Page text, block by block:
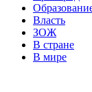
Власть
ЗОЖ
В стране
В мире